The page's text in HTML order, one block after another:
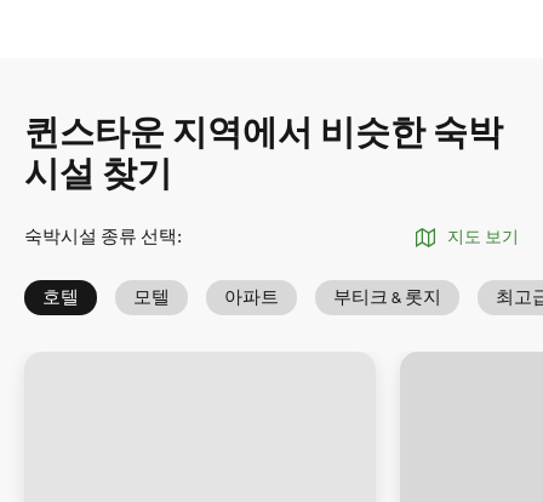
퀸스타운 지역에서 비슷한 숙박
시설 찾기
숙박시설 종류 선택: 지도 보기
호텔 모텔 아파트 부티크 & 롯지 최고